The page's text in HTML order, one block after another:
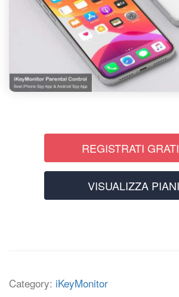
REGISTRATI
VISUALIZZA PIANI
Category: iKeyMonitor